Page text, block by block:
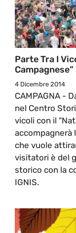
Parte Tra I
Campagnese”
4 Dicembre 2014
CAMPAGNA -
nel Centro
vicoli con il
accompagnerà
che vuole
visitatori è del
storico con la
IGNIS.